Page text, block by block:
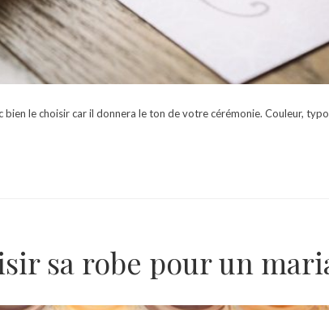
bien le choisir car il donnera le ton de votre cérémonie. Couleur,
sa robe pour un